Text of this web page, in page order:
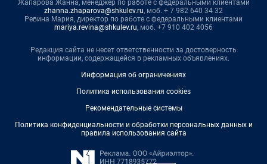
Жапарова Жанна, менеджер по работе с федеральными клиентами
zhanna.zhaparova@shkulev.ru, моб. + 7 982 640 34 32
Ревина Мария, директор по работе с федеральными клиентами
mariya.revina@shkulev.ru, моб. +7 910 402 4056
Редакция сайта не несет ответственности за достоверность
информации, содержащейся в рекламных объявлениях.
Информация об ограничениях
Политика использования cookies
Рекомендательные системы
Политика конфиденциальности и обработки персональных данных и
правила использования сайта